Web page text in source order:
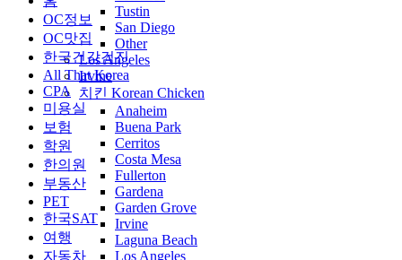
Tustin
San Diego
Other
Los Angeles
Irvine
치킨 Korean Chicken
Anaheim
Buena Park
Cerritos
Costa Mesa
Fullerton
Gardena
Garden Grove
Irvine
Laguna Beach
Los Angeles
OC정보
OC맛집
한국건강검진
All That Korea
CPA
미용실
보험
학원
한의원
부동산
PET
한국SAT
여행
자동차